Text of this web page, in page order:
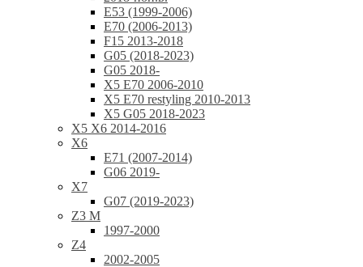
E53 (1999-2006)
E70 (2006-2013)
F15 2013-2018
G05 (2018-2023)
G05 2018-
X5 E70 2006-2010
X5 E70 restyling 2010-2013
X5 G05 2018-2023
X5 X6 2014-2016
X6
E71 (2007-2014)
G06 2019-
X7
G07 (2019-2023)
Z3 M
1997-2000
Z4
2002-2005